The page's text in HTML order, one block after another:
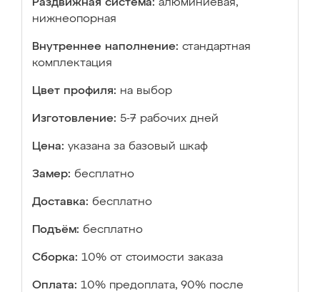
Раздвижная система: алюминиевая,
нижнеопорная
Внутреннее наполнение: стандартная
комплектация
Цвет профиля: на выбор
Изготовление: 5-7 рабочих дней
Цена: указана за базовый шкаф
Замер: бесплатно
Доставка: бесплатно
Подъём: бесплатно
Сборка: 10% от стоимости заказа
Оплата: 10% предоплата, 90% после